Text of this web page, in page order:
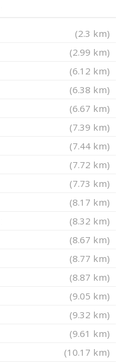
(2.3 km)
(2.99 km)
(6.12 km)
(6.38 km)
(6.67 km)
(7.39 km)
(7.44 km)
(7.72 km)
(7.73 km)
(8.17 km)
(8.32 km)
(8.67 km)
(8.77 km)
(8.87 km)
(9.05 km)
(9.32 km)
(9.61 km)
(10.17 km)